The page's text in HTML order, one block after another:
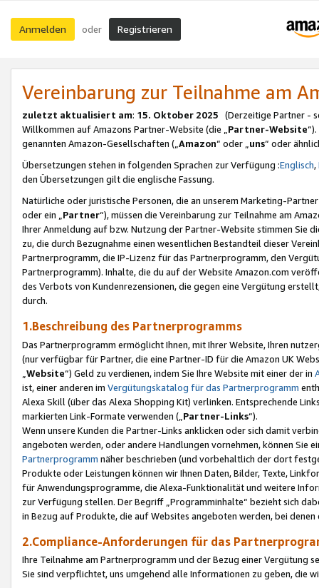
Anmelden oder Registrieren
Vereinbarung zur Teilnahme am
zuletzt aktualisiert am: 15. Oktober 2025 (Derzeitige Partner -
Willkommen auf Amazons Partner-Website (die „Partner-Website
genannten Amazon-Gesellschaften („Amazon“ oder „uns“ oder
Übersetzungen stehen in folgenden Sprachen zur Verfügung :Englisch,
den Übersetzungen gilt die englische Fassung.
Natürliche oder juristische Personen, die an unserem Marketing-
oder ein „Partner“), müssen die Vereinbarung zur Teilnahme am
Ihrer Anmeldung auf bzw. Nutzung der Partner-Website stimmen Sie
zu, die durch Bezugnahme einen wesentlichen Bestandteil dieser
Partnerprogramm, die IP-Lizenz für das Partnerprogramm, den
Partnerprogramm). Inhalte, die du auf der Website Amazon.com
des Verbots von Kundenrezensionen, die gegen eine Vergütung
durch.
1.Beschreibung des Partnerprogramms
Das Partnerprogramm ermöglicht Ihnen, mit Ihrer Website, Ihren
(nur verfügbar für Partner, die eine Partner-ID für die Amazon UK
Website“) Geld zu verdienen, indem Sie Ihre Website mit einer der in
ist, einer anderen im Vergütungskatalog für das Partnerprogramm
Alexa Skill (über das Alexa Shopping Kit) verlinken. Entsprechende
markierten Link-Formate verwenden („ Partner-Links“).
Wenn unsere Kunden die Partner-Links anklicken oder sich damit
angeboten werden, oder andere Handlungen vornehmen, können Sie
Partnerprogramm näher beschrieben (und vorbehaltlich der dort
Produkte oder Leistungen können wir Ihnen Daten, Bilder, Texte,
für Anwendungsprogramme, die Alexa-Funktionalität und weitere
zur Verfügung stellen. Der Begriff „Programminhalte“ bezieht sich
in Bezug auf Produkte, die auf Websites angeboten werden, bei
2.Compliance-Anforderungen für das
Ihre Teilnahme am Partnerprogramm und der Bezug einer Vergütung
Sie sind verpflichtet, uns umgehend alle Informationen zu geben, die